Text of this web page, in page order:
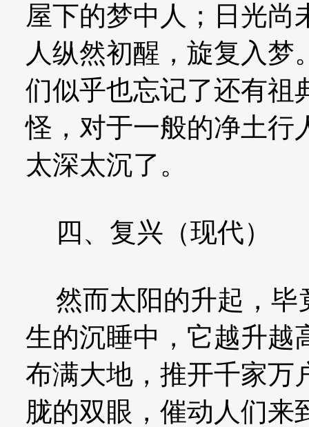
屋下的梦中人；日光尚
人纵然初醒，旋复入
们似乎也忘记了还有祖
怪，对于一般的净土行
太深太沉了。
四、复兴（现代）
然而太阳的升起，毕
生的沉睡中，它越升越
布满大地，推开千家万
胧的双眼，催动人们来